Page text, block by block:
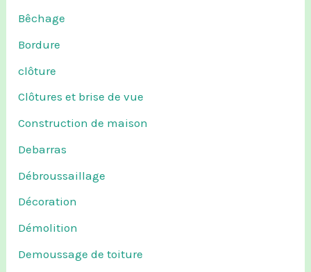
Bêchage
Bordure
clôture
Clôtures et brise de vue
Construction de maison
Debarras
Débroussaillage
Décoration
Démolition
Demoussage de toiture